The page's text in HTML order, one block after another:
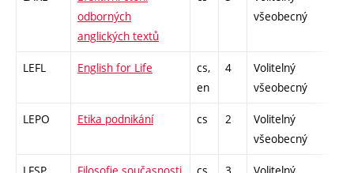
odborných
anglických textů
všeobecný
LEFL English for Life
cs,
en
4
Volitelný
všeobecný
LEPO Etika podnikání cs 2
Volitelný
všeobecný